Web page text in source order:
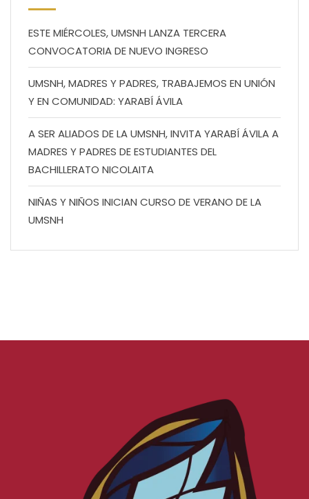
ESTE MIÉRCOLES, UMSNH LANZA TERCERA
CONVOCATORIA DE NUEVO INGRESO
UMSNH, MADRES Y PADRES, TRABAJEMOS EN UNIÓN
Y EN COMUNIDAD: YARABÍ ÁVILA
A SER ALIADOS DE LA UMSNH, INVITA YARABÍ ÁVILA A
MADRES Y PADRES DE ESTUDIANTES DEL
BACHILLERATO NICOLAITA
NIÑAS Y NIÑOS INICIAN CURSO DE VERANO DE LA
UMSNH